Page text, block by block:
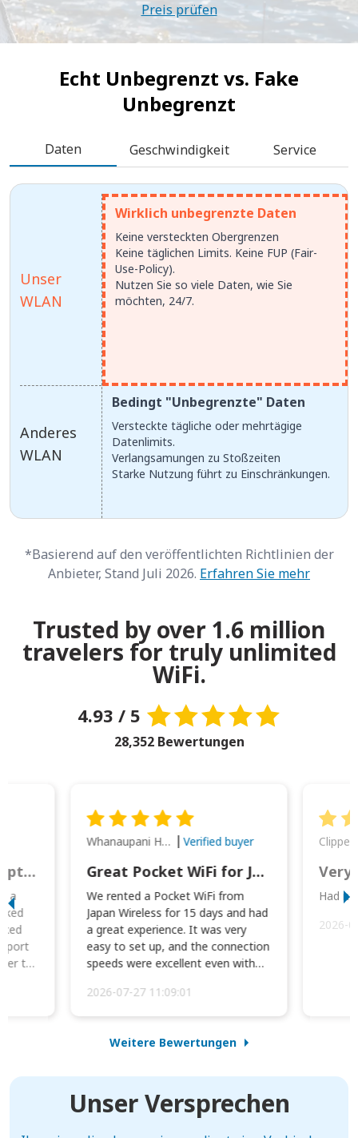
Preis prüfen
Echt Unbegrenzt vs. Fake
Unbegrenzt
Daten Geschwindigkeit Service
Unser
WLAN
Anderes
WLAN
Wirklich unbegrenzte Daten
Keine versteckten Obergrenzen
Keine täglichen Limits. Keine FUP (Fair-
Use-Policy).
Nutzen Sie so viele Daten, wie Sie
möchten, 24/7.
Bedingt "Unbegrenzte" Daten
Versteckte tägliche oder mehrtägige
Datenlimits.
Verlangsamungen zu Stoßzeiten
Starke Nutzung führt zu Einschränkungen.
*Basierend auf den veröffentlichten Richtlinien der
Anbieter, Stand Juli 2026. Erfahren Sie mehr
Trusted by over 1.6 million
travelers for truly unlimited
WiFi.
4.93 / 5
28,352 Bewertungen
This was wonderful option to a family of four. Everything worked smoothly.
a
to
Whanaupani Henry Joseph Macown Verified buyer
Great Pocket WiFi for Japan Travel
We rented a Pocket WiFi from
Japan Wireless for 15 days and had
a great experience. It was very
easy to set up, and the connection
speeds were excellent even with
2026-07-27 11:09:01
Very
Had
2026-
Weitere Bewertungen
Unser Versprechen